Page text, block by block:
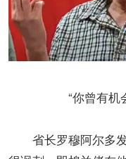
“你曾有机
省长罗穆阿尔多发